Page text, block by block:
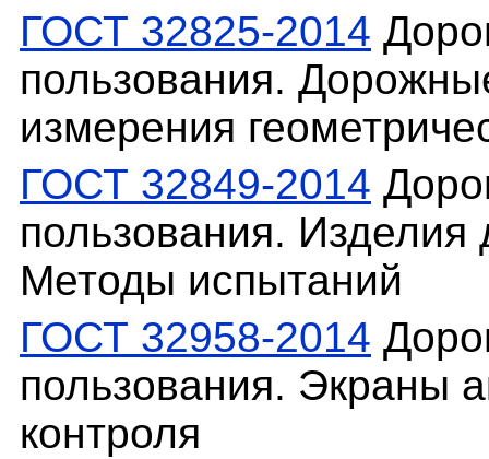
ГОСТ 32825-2014
пользования.
измерения
ГОСТ 32849-2014
пользования.
Методы испытаний
ГОСТ 32958-2014
пользования. Экраны
контроля